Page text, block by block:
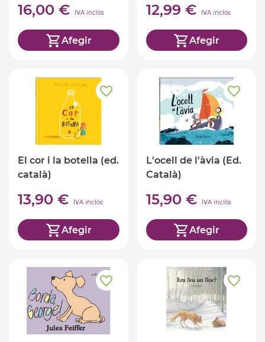
16,00 € IVA inclòs
Afegir
12,99 € IVA inclòs
Afegir
El cor i la botella (ed.
català)
13,90 € IVA inclòs
Afegir
L'ocell de l'àvia (Ed.
Català)
15,90 € IVA inclòs
Afegir